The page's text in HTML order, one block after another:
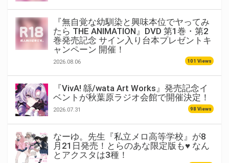
『無自覚な幼馴染と興味本位でヤってみ
たら THE ANIMATION』DVD 第1巻・第2
巻発売記念 サイン入り台本プレゼントキ
ャンペーン 開催！
2026.08.06 101 Views
『VivA! 緜/wata Art Works』発売記念イ
ベントが秋葉原ラジオ会館で開催決定！
2026.07.31 98 Views
なーゆ。先生『私立メロ高等学校』が8
月21日発売！とらのあな限定版も♥ なん
とアクスタは3種！